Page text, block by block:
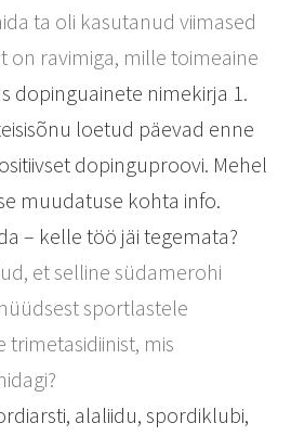
ta oli kasutanud viimased
on ravimiga, mille toimeaine
dopinguainete nimekirja 1.
loetud päevad enne
dopinguproovi. Mehel
muudatuse kohta info.
– kelle töö jäi tegemata?
et selline südamerohi
sportlastele
trimetasidiinist, mis
alaliidu, spordiklubi,